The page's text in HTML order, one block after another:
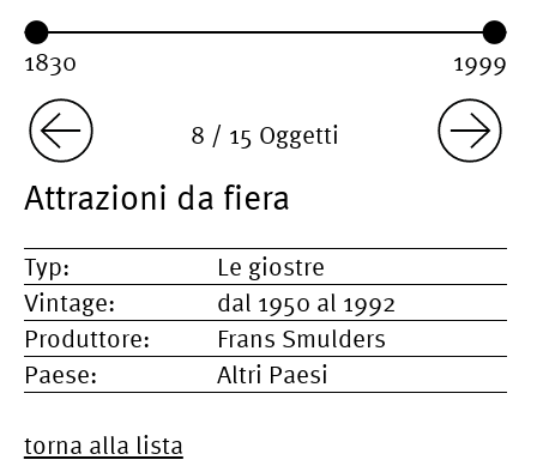
Year range:
Year from:
Year until:
8 / 15 Oggetti
Attrazioni da fiera
Typ:
Le giostre
Vintage:
dal 1950 al 1992
Produttore:
Frans Smulders
Paese:
Altri Paesi
torna alla lista